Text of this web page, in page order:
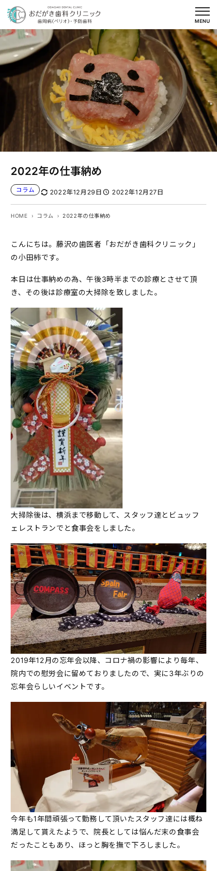
を
キ
プ
MENU
2022年の仕事納め
コラム 2022年12月29日 2022年12月27日
HOME コラム 2022年の仕事納め
こんにちは。藤沢の歯医者「おだがき歯科クリニック」
の小田柿です。
本日は仕事納めの為、午後3時半までの診療とさせて頂
き、その後は診療室の大掃除を致しました。
大掃除後は、横浜まで移動して、スタッフ達とビュッフ
ェレストランでと食事会をしました。
2019年12月の忘年会以降、コロナ禍の影響により毎年、
院内での慰労会に留めておりましたので、実に3年ぶりの
忘年会らしいイベントです。
今年も1年間頑張って勤務して頂いたスタッフ達には概ね
満足して貰えたようで、院長としては悩んだ末の食事会
だったこともあり、ほっと胸を撫で下ろしました。